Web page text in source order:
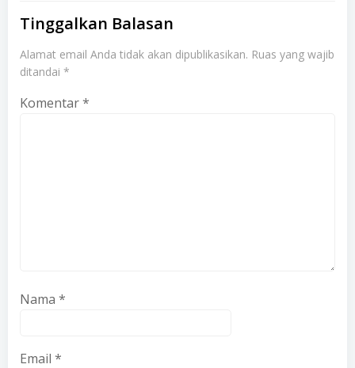
Tinggalkan Balasan
Alamat email Anda tidak akan dipublikasikan. Ruas yang wajib
ditandai *
Komentar*
Nama *
Email *